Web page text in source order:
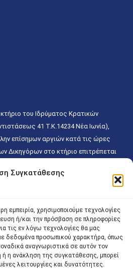
Συγκατάθεσης
εμπειρία, χρησιμοποιούμε τεχνολογίες
ή/και την πρόσβαση σε πληροφορίες
τις εν λόγω τεχνολογίες θα μας
δεδομένα προσωπικού χαρακτήρα, όπως
αναγνωριστικά σε αυτόν τον
η ανάκληση της συγκατάθεσης, μπορεί
λειτουργίες και δυνατότητες.
του Ιδρύματος Κρατικών
41 T.K.14234 Νέα Ιωνία),
επίσημων αργιών κατά τις ώρες
Δικηγόρων στο κτήριο επιτρέπεται
χωρίς κανέναν χρονικό ή άλλο
ειδικά στο γραφείο του
πραγματοποιείται βάσει των
Για την αποφυγή συνωστισμού
εξυπηρέτησης και αναμονής του
δύναται να πραγματοποιείται κατόπιν